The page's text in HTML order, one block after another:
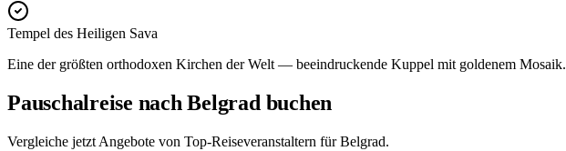
Tempel des Heiligen Sava
Eine der größten orthodoxen Kirchen der Welt — beeindruckende Kuppel mit goldenem Mosaik.
Pauschalreise nach Belgrad buchen
Vergleiche jetzt Angebote von Top-Reiseveranstaltern für Belgrad.